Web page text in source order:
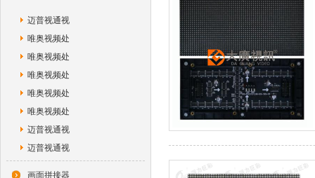
迈普视通视
唯奥视频处
唯奥视频处
唯奥视频处
唯奥视频处
唯奥视频处
迈普视通视
迈普视通视
画面拼接器